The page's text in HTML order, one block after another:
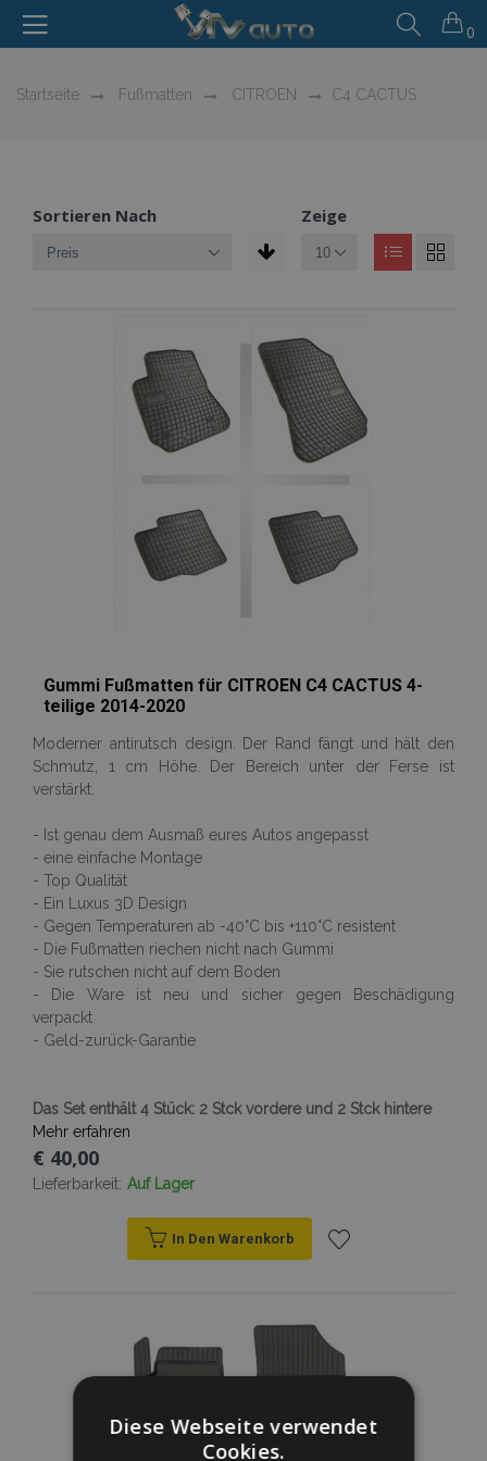
0
Startseite Fußmatten CITROEN C4 CACTUS
Sortieren Nach Zeige
Gummi Fußmatten für CITROEN C4 CACTUS 4-
teilige 2014-2020
Moderner antirutsch design. Der Rand fängt und hält den
Schmutz, 1 cm Höhe. Der Bereich unter der Ferse ist
verstärkt.
- Ist genau dem Ausmaß eures Autos angepasst
- eine einfache Montage
- Top Qualität
- Ein Luxus 3D Design
- Gegen Temperaturen ab -40°C bis +110°C resistent
- Die Fußmatten riechen nicht nach Gummi
- Sie rutschen nicht auf dem Boden
- Die Ware ist neu und sicher gegen Beschädigung
verpackt
- Geld-zurück-Garantie
Das Set enthält 4 Stück: 2 Stck vordere und 2 Stck hintere
Mehr erfahren
€ 40,00
Lieferbarkeit: Auf Lager
In Den Warenkorb
hinzufügen
Diese Webseite verwendet
Cookies.